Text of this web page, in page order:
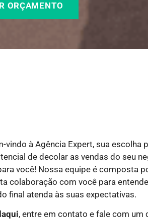
ORÇAMENTO
vindo à Agência Expert, sua
de decolar as vendas do seu
você! Nossa equipe é composta
colaboração com você para
final atenda às suas expectativas.
, entre em contato e fale com